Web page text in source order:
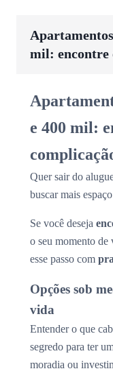
mil: encontre
e 400 mil:
Quer sair do
buscar mais
Se você deseja
o seu momento
esse passo com
Opções sob
vida
Entender o que
segredo para ter
moradia ou